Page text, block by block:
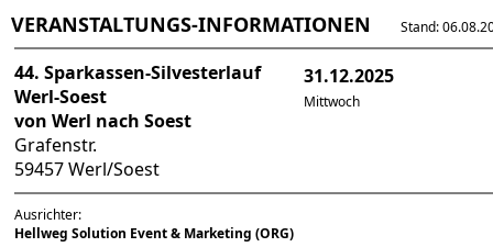
VERANSTALTUNGS-INFORMATIONEN Stand:
44. Sparkassen-Silvesterlauf
Werl-Soest
von Werl nach Soest
Grafenstr.
59457 Werl/Soest
31.12.2025
Mittwoch
Ausrichter:
Hellweg Solution Event & Marketing (ORG)